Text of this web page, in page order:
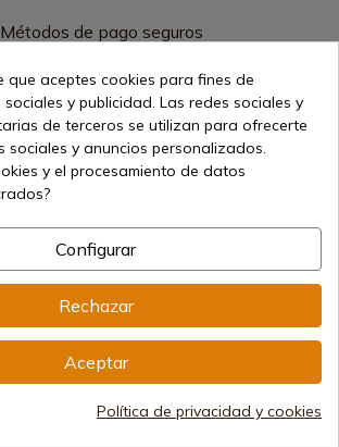
Métodos de pago seguros
Envíos internacionales
hispania.com
que aceptes cookies para fines de
y publicidad. Las redes sociales y
de terceros se utilizan para ofrecerte
sociales y anuncios personalizados.
y el procesamiento de datos
Configurar
Rechazar
Aceptar
Política de privacidad y cookies